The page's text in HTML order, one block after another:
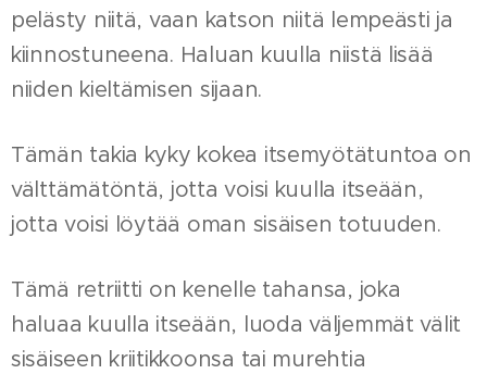
pelästy niitä, vaan katson niitä lempeästi ja
kiinnostuneena. Haluan kuulla niistä lisää
niiden kieltämisen sijaan.
Tämän takia kyky kokea itsemyötätuntoa on
välttämätöntä, jotta voisi kuulla itseään,
jotta voisi löytää oman sisäisen totuuden.
Tämä retriitti on kenelle tahansa, joka
haluaa kuulla itseään, luoda väljemmät välit
sisäiseen kriitikkoonsa tai murehtia